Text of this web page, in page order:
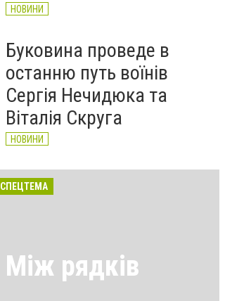
НОВИНИ
Буковина проведе в
останню путь воїнів
Сергія Нечидюка та
Віталія Скруга
НОВИНИ
СПЕЦТЕМА
Між рядків